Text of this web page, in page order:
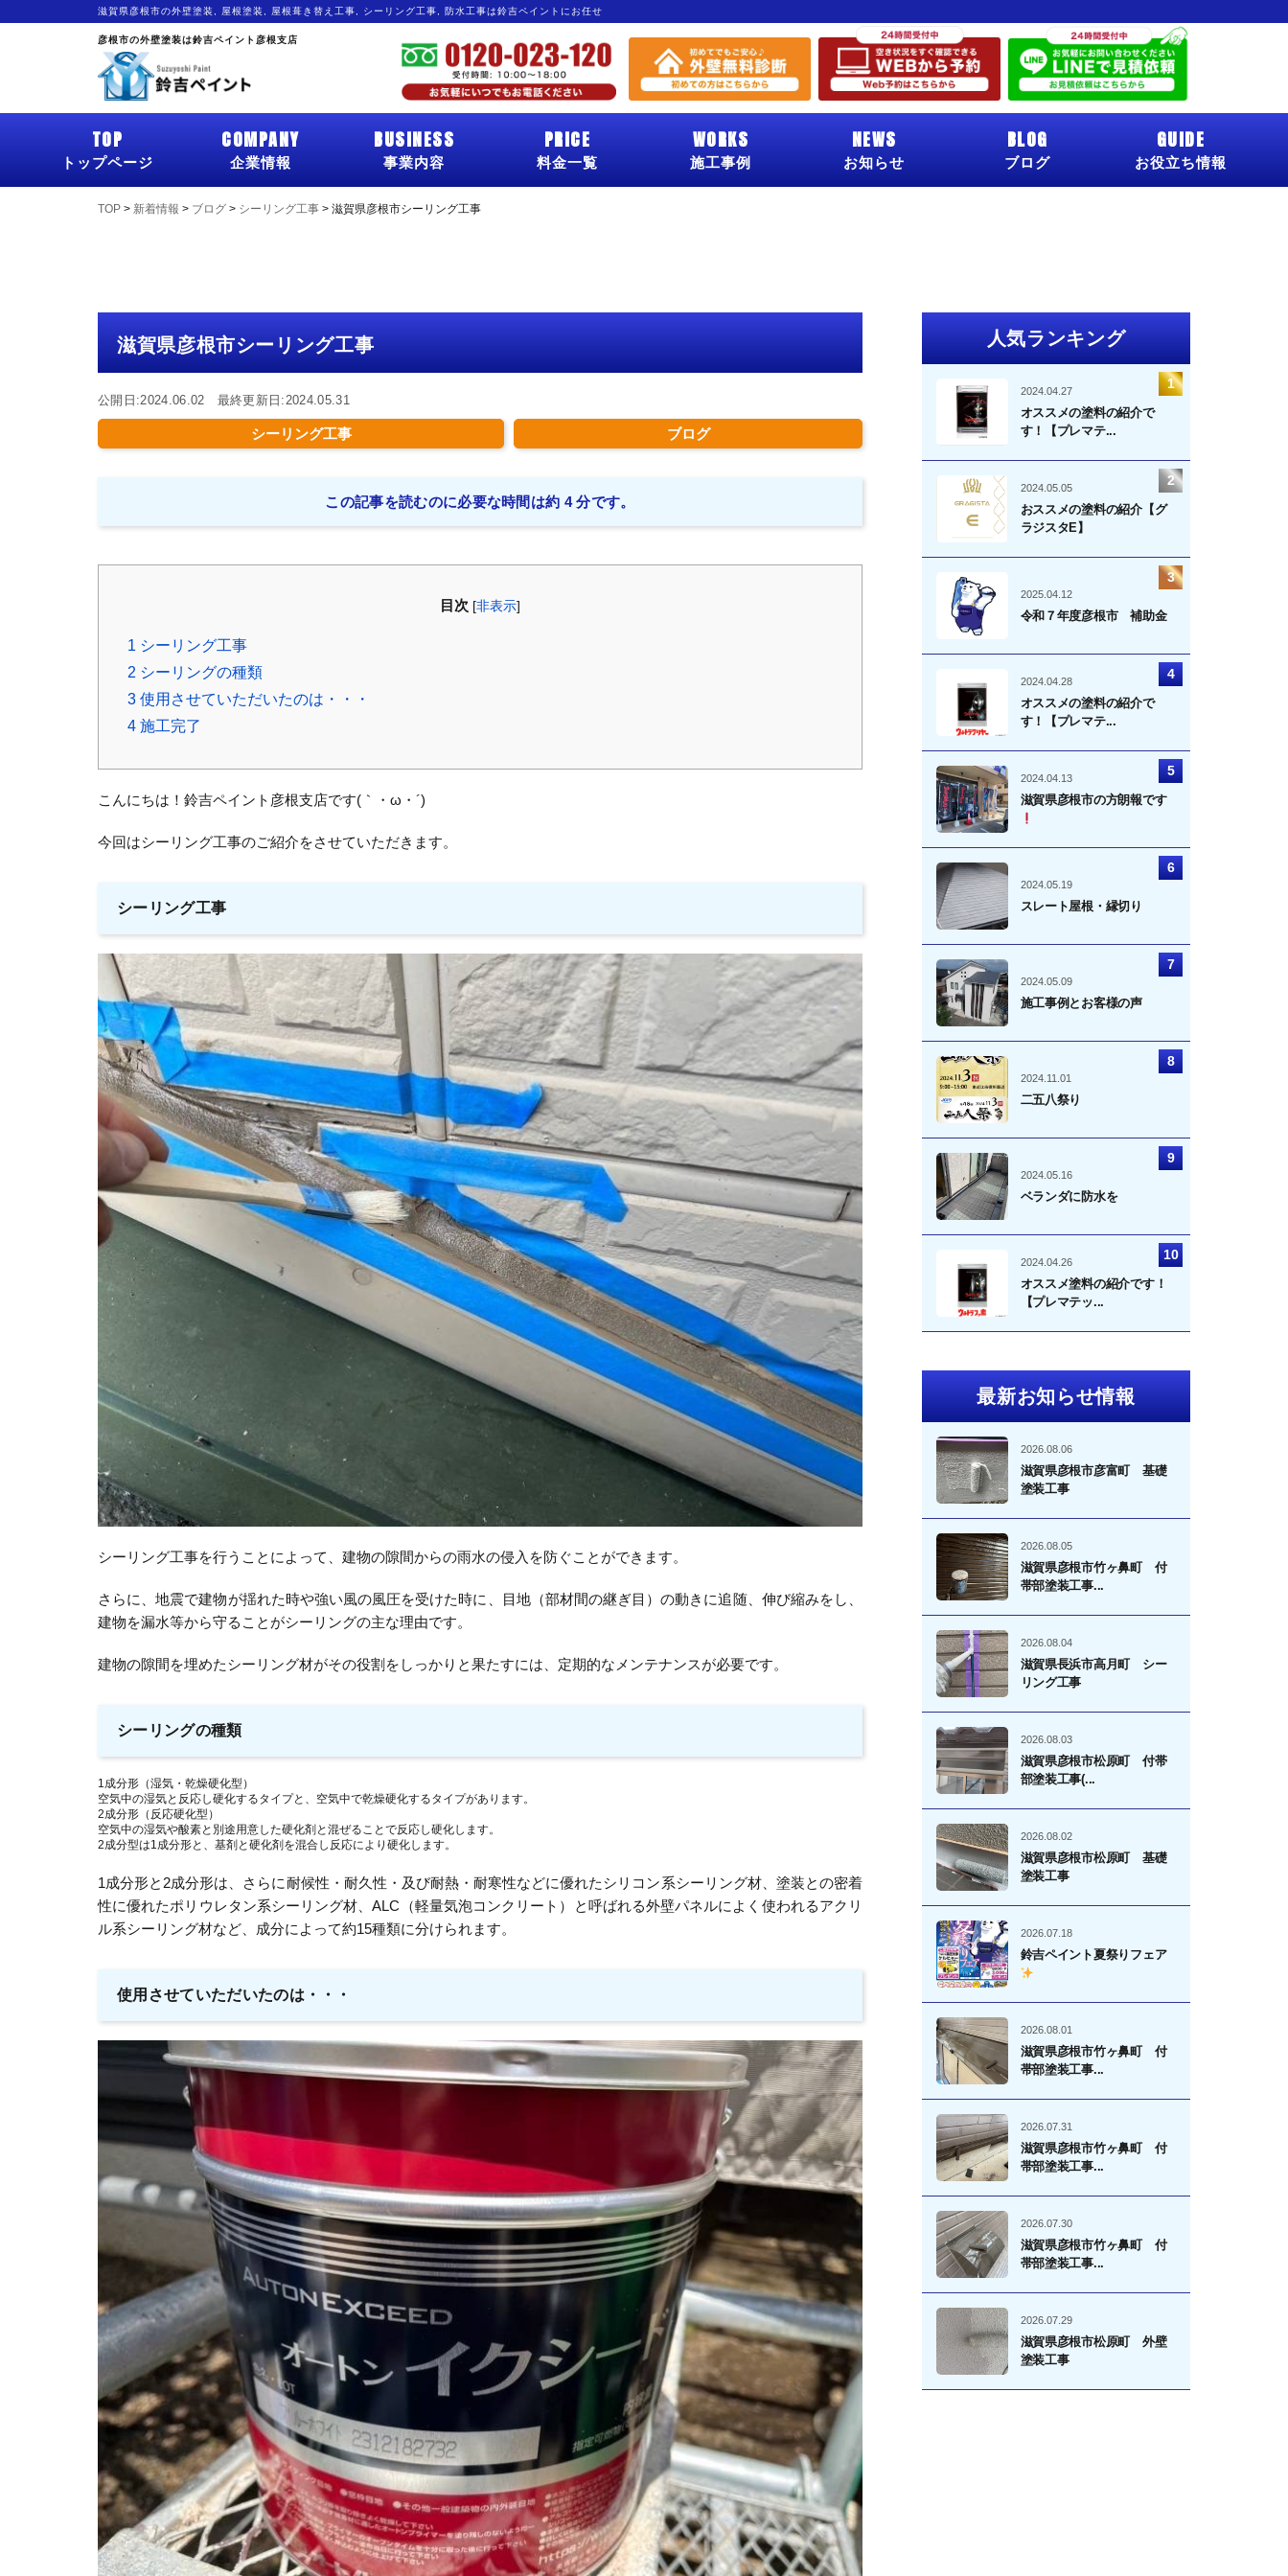
滋賀県彦根市の外壁塗装, 屋根塗装, 屋根葺き替え工事, シーリング工事, 防水工事は鈴吉ペイントにお任せ
彦根市の外壁塗装は鈴吉ペイント彦根支店
TOP
トップページ
COMPANY
企業情報
BUSINESS
事業内容
PRICE
料金一覧
WORKS
施工事例
NEWS
お知らせ
BLOG
ブログ
GUIDE
お役立ち情報
TOP > 新着情報 > ブログ > シーリング工事 > 滋賀県彦根市シーリング工事
滋賀県彦根市シーリング工事
公開日:2024.06.02 最終更新日:2024.05.31
シーリング工事 ブログ
この記事を読むのに必要な時間は約 4 分です。
目次 [非表示]
1 シーリング工事
2 シーリングの種類
3 使用させていただいたのは・・・
4 施工完了
こんにちは！鈴吉ペイント彦根支店です(｀・ω・´)ゞ
今回はシーリング工事のご紹介をさせていただきます。
シーリング工事
シーリング工事を行うことによって、建物の隙間からの雨水の侵入を防ぐことができます。
さらに、地震で建物が揺れた時や強い風の風圧を受けた時に、目地（部材間の継ぎ目）の動きに追随、伸び縮みをし、
建物を漏水等から守ることがシーリングの主な理由です。
建物の隙間を埋めたシーリング材がその役割をしっかりと果たすには、定期的なメンテナンスが必要です。
シーリングの種類
1成分形（湿気・乾燥硬化型）
空気中の湿気と反応し硬化するタイプと、空気中で乾燥硬化するタイプがあります。
2成分形（反応硬化型）
空気中の湿気や酸素と別途用意した硬化剤と混ぜることで反応し硬化します。
2成分型は1成分形と、基剤と硬化剤を混合し反応により硬化します。
1成分形と2成分形は、さらに耐候性・耐久性・及び耐熱・耐寒性などに優れたシリコン系シーリング材、塗装との密着
性に優れたポリウレタン系シーリング材、ALC（軽量気泡コンクリート）と呼ばれる外壁パネルによく使われるアクリ
ル系シーリング材など、成分によって約15種類に分けられます。
使用させていただいたのは・・・
人気ランキング
2024.04.27
オススメの塗料の紹介で
す！【プレマテ...
2024.05.05
おススメの塗料の紹介【グ
ラジスタE】
2025.04.12
令和７年度彦根市 補助金
2024.04.28
オススメの塗料の紹介で
す！【プレマテ...
2024.04.13
滋賀県彦根市の方朗報です
2024.05.19
スレート屋根・縁切り
2024.05.09
施工事例とお客様の声
2024.11.01
二五八祭り
2024.05.16
ベランダに防水を
2024.04.26
オススメ塗料の紹介です！
【プレマテッ...
最新お知らせ情報
2026.08.06
滋賀県彦根市彦富町 基礎
塗装工事
2026.08.05
滋賀県彦根市竹ヶ鼻町 付
帯部塗装工事...
2026.08.04
滋賀県長浜市高月町 シー
リング工事
2026.08.03
滋賀県彦根市松原町 付帯
部塗装工事(...
2026.08.02
滋賀県彦根市松原町 基礎
塗装工事
2026.07.18
鈴吉ペイント夏祭りフェア
2026.08.01
滋賀県彦根市竹ヶ鼻町 付
帯部塗装工事...
2026.07.31
滋賀県彦根市竹ヶ鼻町 付
帯部塗装工事...
2026.07.30
滋賀県彦根市竹ヶ鼻町 付
帯部塗装工事...
2026.07.29
滋賀県彦根市松原町 外壁
塗装工事